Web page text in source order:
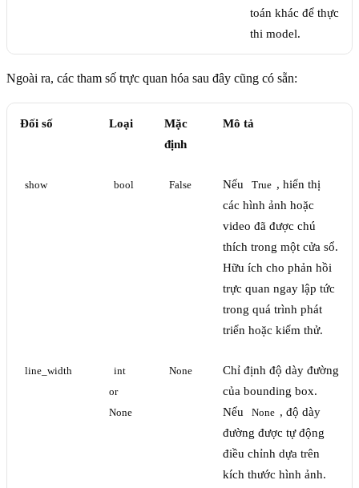
toán khác để thực
thi model.
Ngoài ra, các tham số trực quan hóa sau đây cũng có sẵn:
Đối số Loại
Mặc
định
Mô tả
show bool False Nếu True , hiển thị
các hình ảnh hoặc
video đã được chú
thích trong một cửa sổ.
Hữu ích cho phản hồi
trực quan ngay lập tức
trong quá trình phát
triển hoặc kiểm thử.
line_width
int
or
None
None
Chỉ định độ dày đường
của bounding box.
Nếu
None , độ dày
đường được tự động
điều chỉnh dựa trên
kích thước hình ảnh.